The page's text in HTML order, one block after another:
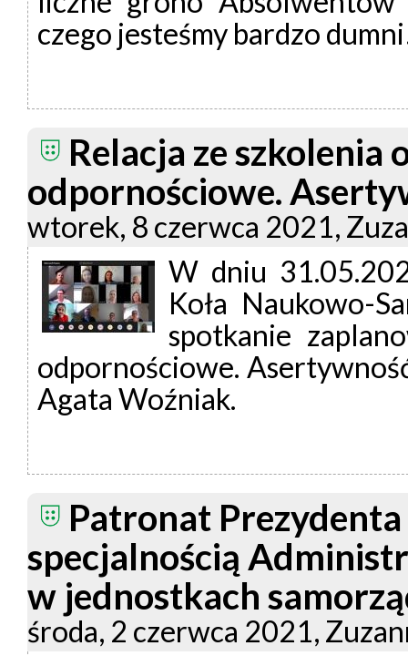
czego jesteśmy bardzo
Relacja ze szkolenia
odpornościowe.
wtorek, 8 czerwca 2021,
W dniu
Koła Naukowo-
spotkanie
odpornościowe.
Agata Woźniak.
Patronat
specjalnością
w jednostkach
środa, 2 czerwca 2021,